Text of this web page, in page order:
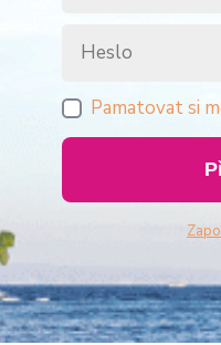
Pamatovat si